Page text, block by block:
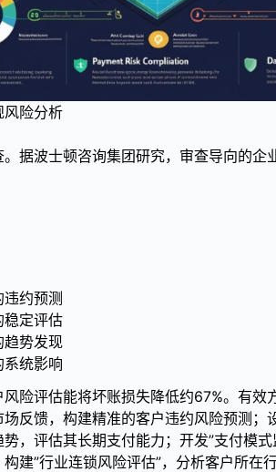
风险分析
据波士顿咨询集团研究，审查导向的
约预测
稳定评估
趋势发现
统影响
险评估能将坏账损失降低约67%。有效
反馈，构建精准的客户违约风险预测；
，评估其长期支付能力；开发”支付模
建”行业连锁风险评估”，分析客户所在